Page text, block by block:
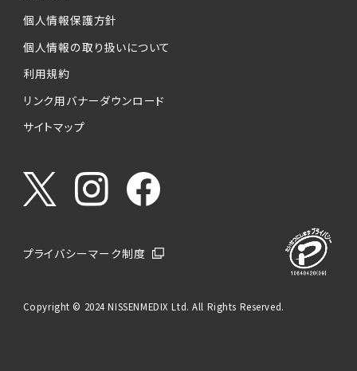
個人情報保護方針
個人情報の取り扱いについて
利用規約
リンク用バナーダウンロード
サイトマップ
プライバシーマーク制度
Copyright © 2024 NISSENMEDIX Ltd. All Rights Reserved.